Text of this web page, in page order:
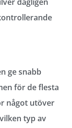
ge snabb
för de flesta
något utöver
typ av